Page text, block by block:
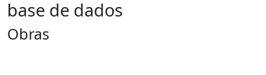
base de dados
Obras